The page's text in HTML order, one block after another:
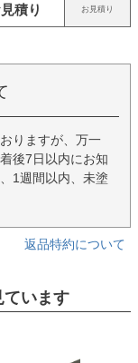
積り お見積り
りますが、万一
後7日以内にお知
1週間以内、未塗
返品特約について
ています